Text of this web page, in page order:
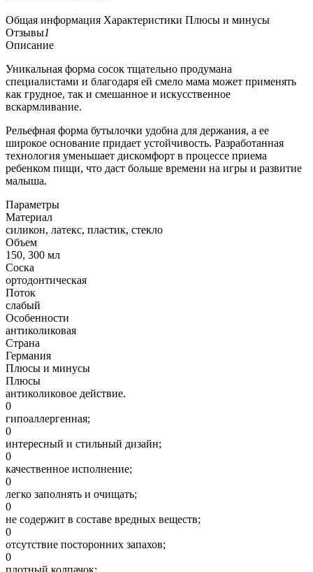
Общая информация Характеристики Плюсы и минусы
Отзывы1
Описание
Уникальная форма сосок тщательно продумана
специалистами и благодаря ей смело мама может применять
как грудное, так и смешанное и искусственное
вскармливание.
Рельефная форма бутылочки удобна для держания, а ее
широкое основание придает устойчивость. Разработанная
технология уменьшает дискомфорт в процессе приема
ребенком пищи, что даст больше времени на игры и развитие
малыша.
Параметры
Материал
силикон, латекс, пластик, стекло
Объем
150, 300 мл
Соска
ортодонтическая
Поток
слабый
Особенности
антиколиковая
Страна
Германия
Плюсы и минусы
Плюсы
антиколиковое действие.
0
гипоаллергенная;
0
интересный и стильный дизайн;
0
качественное исполнение;
0
легко заполнять и очищать;
0
не содержит в составе вредных веществ;
0
отсутствие посторонних запахов;
0
плотный колпачок;